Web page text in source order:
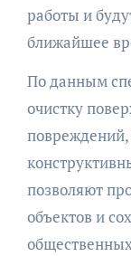
работы и
ближайшее
По данным
очистку
повреждений,
позволяют
объектов и